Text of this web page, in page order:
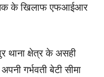
के खिलाफ एफआईआर
थाना क्षेत्र के असही
गर्भवती बेटी सीमा